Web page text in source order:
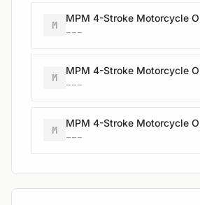
M
---
M
---
M
---